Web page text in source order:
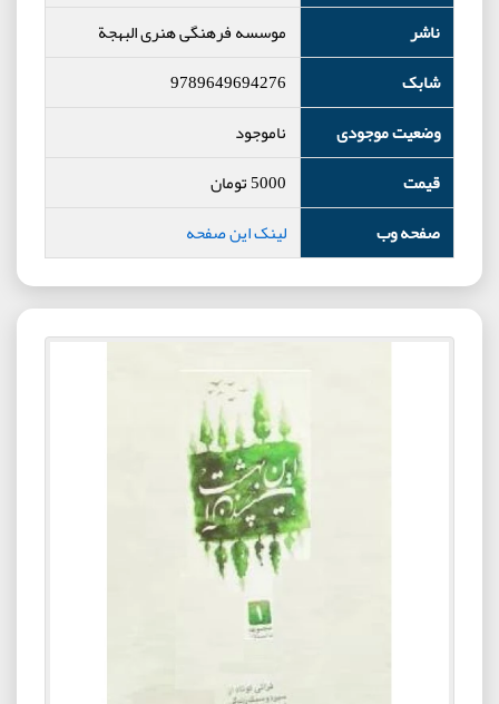
ناشر
موسسه فرهنگی هنری البهجة
شابک
9789649694276
وضعیت موجودی
ناموجود
قیمت
5000تومان
صفحه وب
لینک این صفحه